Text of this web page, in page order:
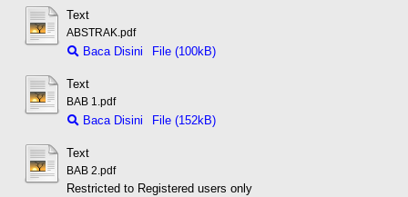
Text
ABSTRAK.pdf
Baca Disini File (100kB)
Text
BAB 1.pdf
Baca Disini File (152kB)
Text
BAB 2.pdf
Restricted to Registered users only